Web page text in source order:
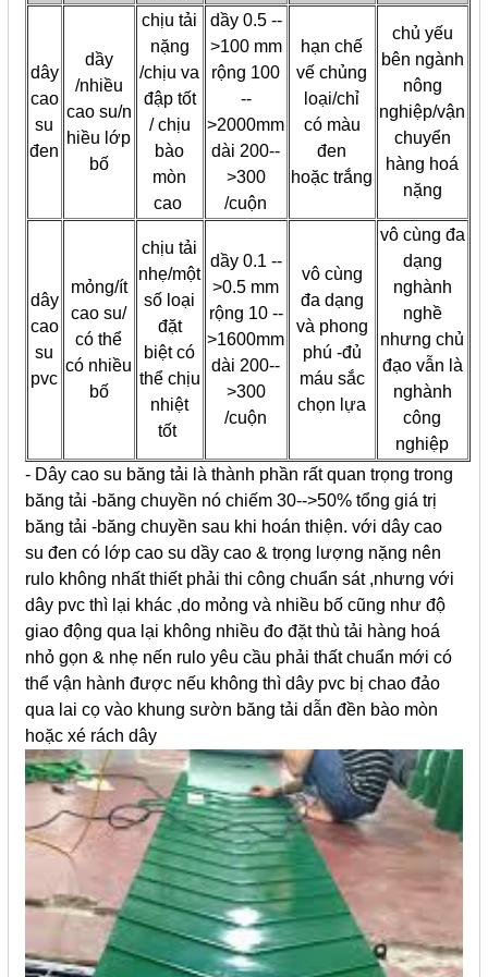
dây
cao
su
đen
dầy
/nhiều
cao su/n
hiều lớp
bố
chịu tải
nặng
/chịu va
đập tốt
/ chịu
bào
mòn
cao
dầy 0.5 --
>100 mm
rộng 100
--
>2000mm
dài 200--
>300
/cuộn
hạn chế
vế chủng
loại/chỉ
có màu
đen
hoặc trắng
chủ yếu
bên ngành
nông
nghiệp/vận
chuyển
hàng hoá
nặng
dây
cao
su
pvc
mỏng/ít
cao su/
có thể
có nhiều
bố
chịu tải
nhẹ/một
số loại
đặt
biệt có
thể chịu
nhiệt
tốt
dầy 0.1 --
>0.5 mm
rộng 10 --
>1600mm
dài 200--
>300
/cuộn
vô cùng
đa dạng
và phong
phú -đủ
máu sắc
chọn lựa
vô cùng đa
dạng
nghành
nghề
nhưng chủ
đạo vẫn là
nghành
công
nghiệp
- Dây cao su băng tải là thành phần rất quan trọng trong
băng tải -băng chuyền nó chiếm 30-->50% tổng giá trị
băng tải -băng chuyền sau khi hoán thiện. với dây cao
su đen có lớp cao su dầy cao & trọng lượng nặng nên
rulo không nhất thiết phải thi công chuẩn sát ,nhưng với
dây pvc thì lại khác ,do mỏng và nhiều bố cũng như độ
giao động qua lại không nhiều đo đặt thù tải hàng hoá
nhỏ gọn & nhẹ nến rulo yêu cầu phải thất chuẩn mới có
thể vận hành được nếu không thì dây pvc bị chao đảo
qua lai cọ vào khung sườn băng tải dẫn đền bào mòn
hoặc xé rách dây